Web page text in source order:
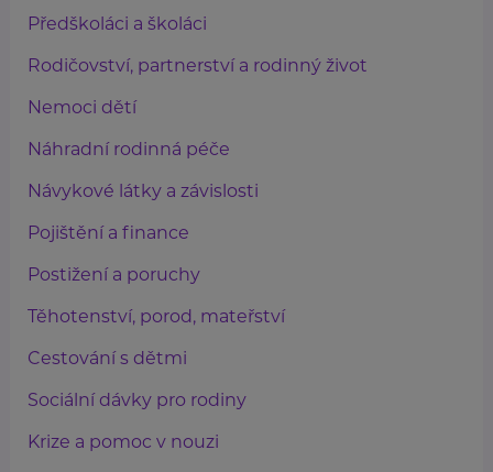
Předškoláci a školáci
Rodičovství, partnerství a rodinný život
Nemoci dětí
Náhradní rodinná péče
Návykové látky a závislosti
Pojištění a finance
Postižení a poruchy
Těhotenství, porod, mateřství
Cestování s dětmi
Sociální dávky pro rodiny
Krize a pomoc v nouzi